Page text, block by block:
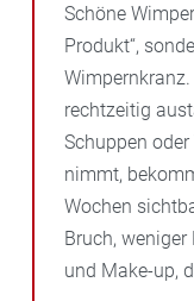
Schöne
Produkt“,
rechtzeitig
Schuppen
nimmt,
Wochen
Bruch,
und Make-up,